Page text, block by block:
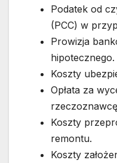
Podatek od
(PCC) w
Prowizja
hipotecznego.
Koszty
Opłata za
Koszty
remontu.
Koszty